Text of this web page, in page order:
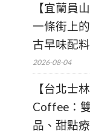
【宜蘭員
一條街上
古早味配料
2026-08-04
【台北士
Coffee：
品、甜點